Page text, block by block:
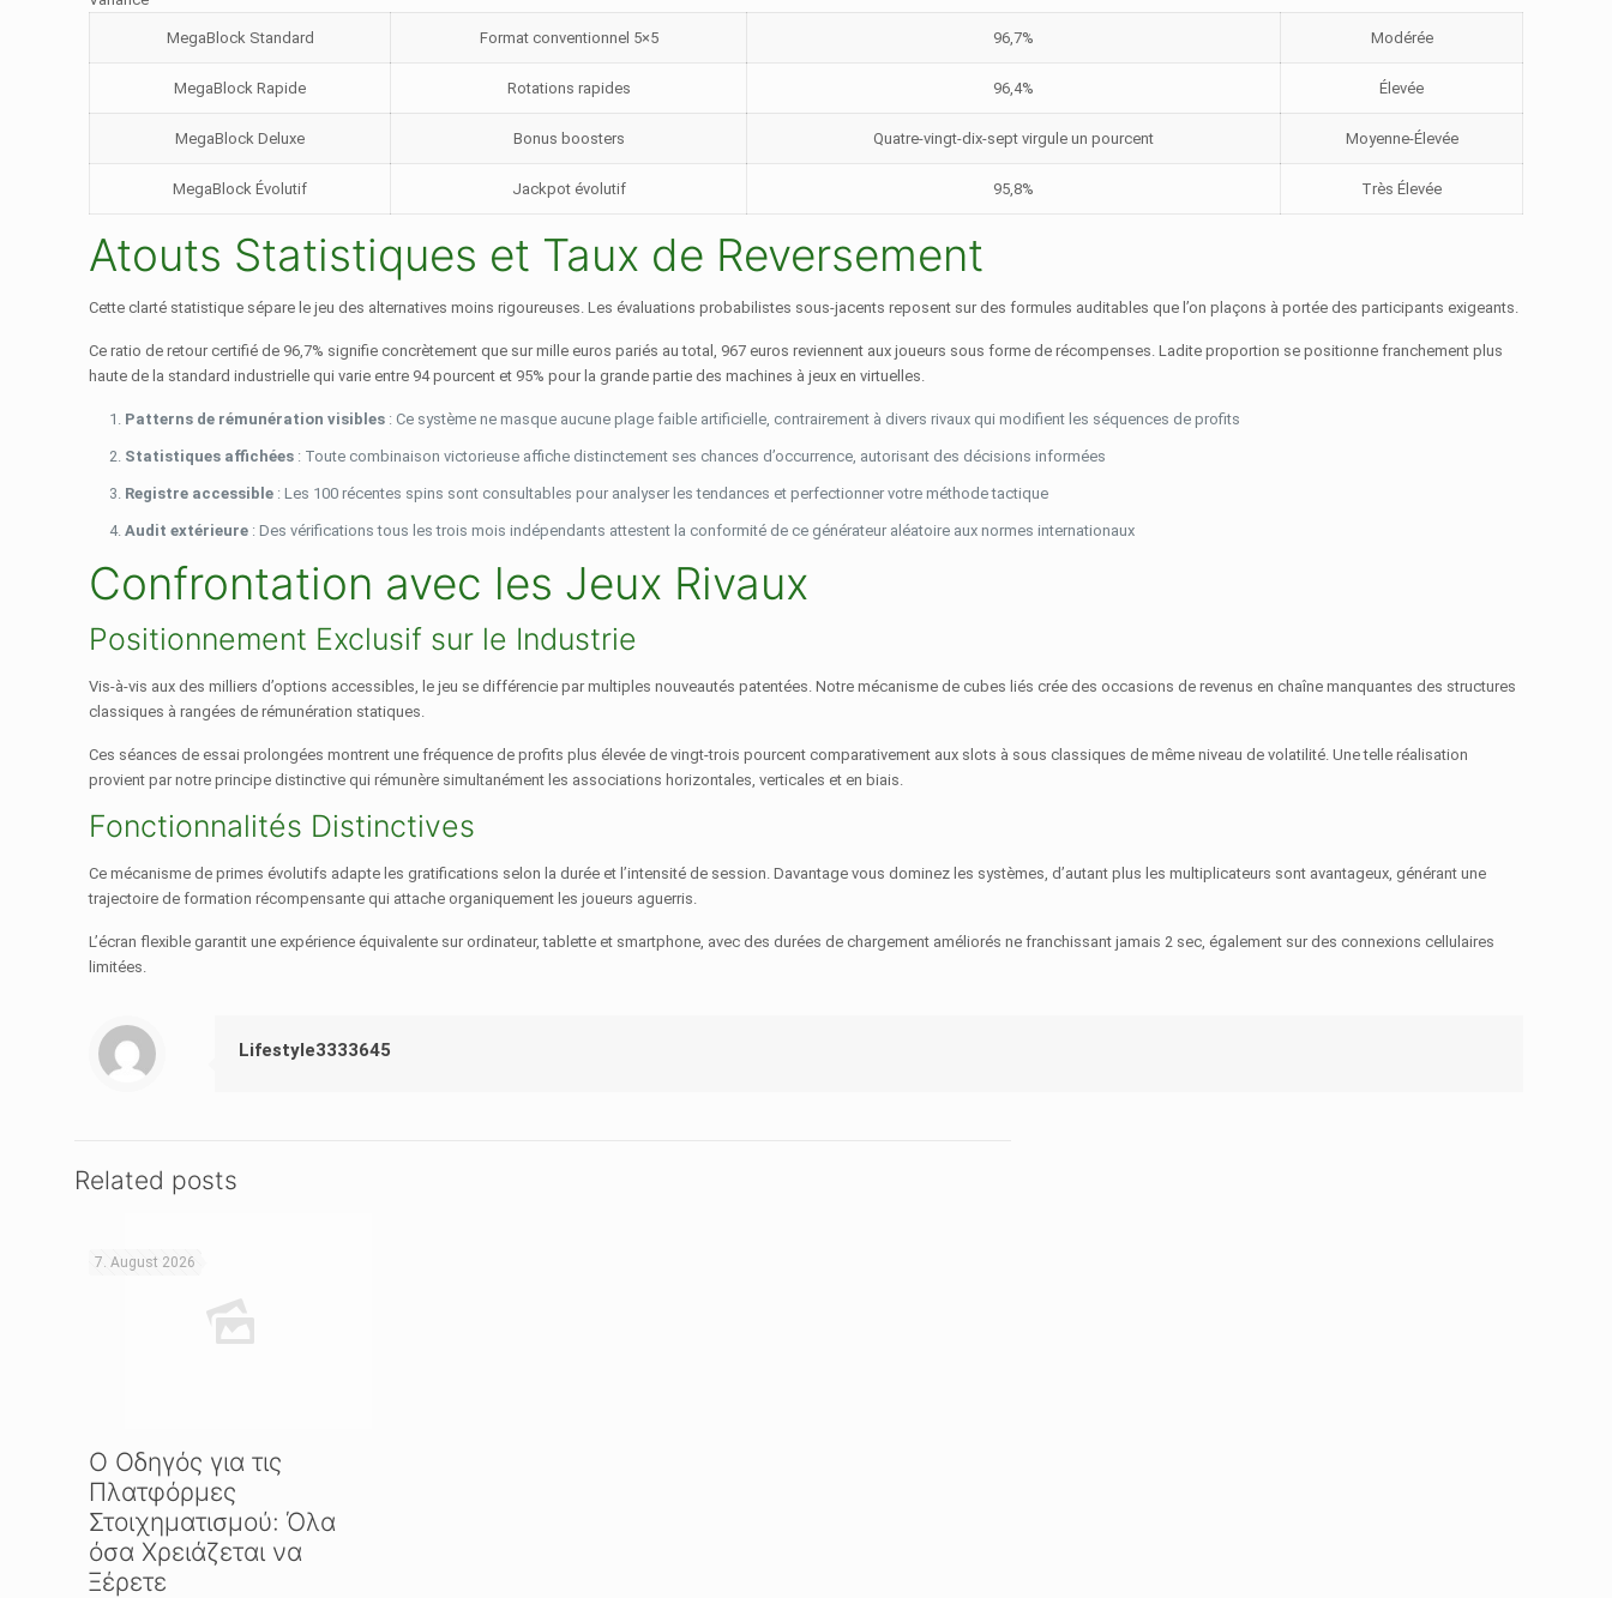
MegaBlock Standard Format conventionnel 5×5 96,7% Modérée
MegaBlock Rapide Rotations rapides 96,4% Élevée
MegaBlock Deluxe Bonus boosters Quatre-vingt-dix-sept virgule un pourcent Moyenne-Élevée
MegaBlock Évolutif Jackpot évolutif 95,8% Très Élevée
Atouts Statistiques et Taux de Reversement
Cette clarté statistique sépare le jeu des alternatives moins rigoureuses. Les évaluations probabilistes sous-jacents reposent sur des formules auditables que l’on plaçons à portée des participants exigeants.
Ce ratio de retour certifié de 96,7% signifie concrètement que sur mille euros pariés au total, 967 euros reviennent aux joueurs sous forme de récompenses. Ladite proportion se positionne franchement plus
haute de la standard industrielle qui varie entre 94 pourcent et 95% pour la grande partie des machines à jeux en virtuelles.
Patterns de rémunération visibles : Ce système ne masque aucune plage faible artificielle, contrairement à divers rivaux qui modifient les séquences de profits
Statistiques affichées : Toute combinaison victorieuse affiche distinctement ses chances d’occurrence, autorisant des décisions informées
Registre accessible : Les 100 récentes spins sont consultables pour analyser les tendances et perfectionner votre méthode tactique
Audit extérieure : Des vérifications tous les trois mois indépendants attestent la conformité de ce générateur aléatoire aux normes internationaux
Confrontation avec les Jeux Rivaux
Positionnement Exclusif sur le Industrie
Vis-à-vis aux des milliers d’options accessibles, le jeu se différencie par multiples nouveautés patentées. Notre mécanisme de cubes liés crée des occasions de revenus en chaîne manquantes des structures
classiques à rangées de rémunération statiques.
Ces séances de essai prolongées montrent une fréquence de profits plus élevée de vingt-trois pourcent comparativement aux slots à sous classiques de même niveau de volatilité. Une telle réalisation
provient par notre principe distinctive qui rémunère simultanément les associations horizontales, verticales et en biais.
Fonctionnalités Distinctives
Ce mécanisme de primes évolutifs adapte les gratifications selon la durée et l’intensité de session. Davantage vous dominez les systèmes, d’autant plus les multiplicateurs sont avantageux, générant une
trajectoire de formation récompensante qui attache organiquement les joueurs aguerris.
L’écran flexible garantit une expérience équivalente sur ordinateur, tablette et smartphone, avec des durées de chargement améliorés ne franchissant jamais 2 sec, également sur des connexions cellulaires
limitées.
Lifestyle3333645
Related posts
7. August 2026
Ο Οδηγός για τις
Πλατφόρμες
Στοιχηματισμού: Όλα
όσα Χρειάζεται να
Ξέρετε